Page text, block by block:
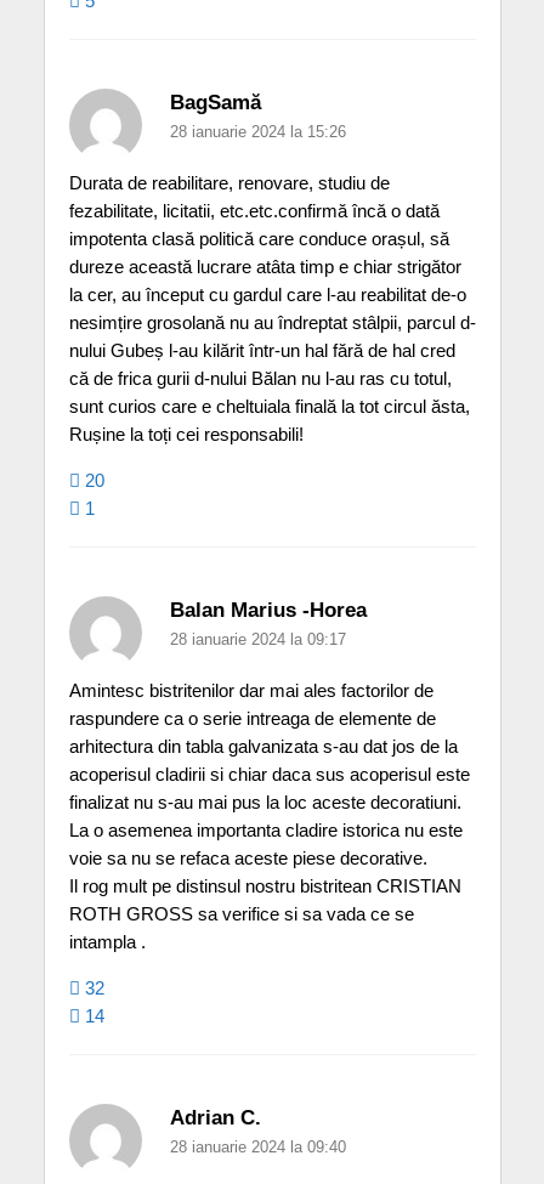
BagSamă
28 ianuarie 2024 la 15:26
Durata de reabilitare, renovare, studiu de
fezabilitate, licitatii, etc.etc.confirmă încă o dată
impotenta clasă politică care conduce orașul, să
dureze această lucrare atâta timp e chiar strigător
la cer, au început cu gardul care l-au reabilitat de-o
nesimțire grosolană nu au îndreptat stâlpii, parcul d-
nului Gubeș l-au kilărit într-un hal fără de hal cred
că de frica gurii d-nului Bălan nu l-au ras cu totul,
sunt curios care e cheltuiala finală la tot circul ăsta,
Rușine la toți cei responsabili!
20
1
Balan Marius -Horea
28 ianuarie 2024 la 09:17
Amintesc bistritenilor dar mai ales factorilor de
raspundere ca o serie intreaga de elemente de
arhitectura din tabla galvanizata s-au dat jos de la
acoperisul cladirii si chiar daca sus acoperisul este
finalizat nu s-au mai pus la loc aceste decoratiuni.
La o asemenea importanta cladire istorica nu este
voie sa nu se refaca aceste piese decorative.
Il rog mult pe distinsul nostru bistritean CRISTIAN
ROTH GROSS sa verifice si sa vada ce se
intampla .
32
14
Adrian C.
28 ianuarie 2024 la 09:40